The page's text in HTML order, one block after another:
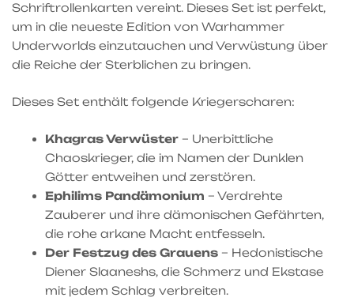
Schriftrollenkarten vereint. Dieses Set ist perfekt,
um in die neueste Edition von Warhammer
Underworlds einzutauchen und Verwüstung über
die Reiche der Sterblichen zu bringen.
Dieses Set enthält folgende Kriegerscharen:
Khagras Verwüster – Unerbittliche
Chaoskrieger, die im Namen der Dunklen
Götter entweihen und zerstören.
Ephilims Pandämonium – Verdrehte
Zauberer und ihre dämonischen Gefährten,
die rohe arkane Macht entfesseln.
Der Festzug des Grauens – Hedonistische
Diener Slaaneshs, die Schmerz und Ekstase
mit jedem Schlag verbreiten.